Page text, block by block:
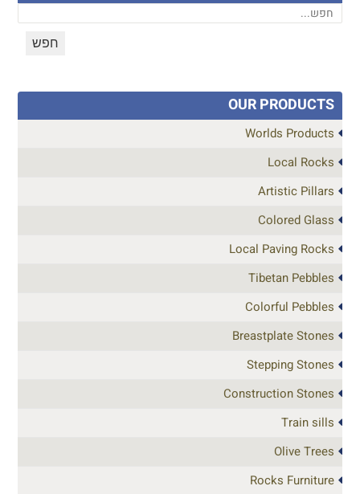
OUR PRODUCTS
Worlds Products
Local Rocks
Artistic Pillars
Colored Glass
Local Paving Rocks
Tibetan Pebbles
Colorful Pebbles
Breastplate Stones
Stepping Stones
Construction Stones
Train sills
Olive Trees
Rocks Furniture